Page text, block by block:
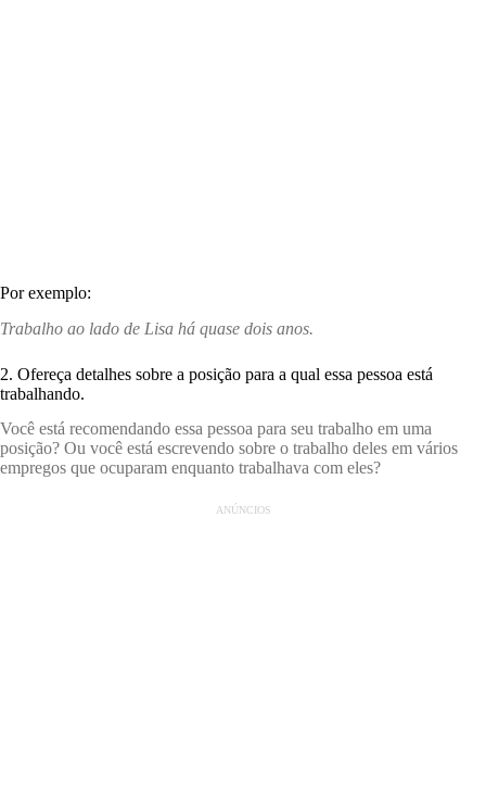
Por exemplo:
Trabalho ao lado de Lisa há quase dois anos.
2. Ofereça detalhes sobre a posição para a qual essa pessoa está
trabalhando.
Você está recomendando essa pessoa para seu trabalho em uma
posição? Ou você está escrevendo sobre o trabalho deles em vários
empregos que ocuparam enquanto trabalhava com eles?
ANÚNCIOS